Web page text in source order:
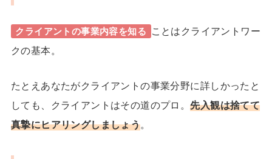
クライアントの事業内容を知る
ことはクライアントワー
クの基本。
たとえあなたがクライアントの事業分野に詳しかったと
しても、クライアントはその道のプロ。先入観は捨てて
真摯にヒアリングしましょう。